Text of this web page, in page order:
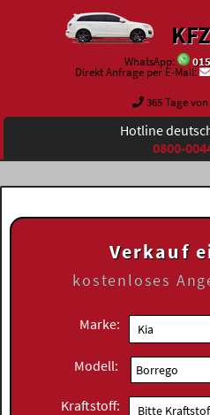
WhatsApp:
Direkt Anfrage per E-Mail:
365 Tage von
Hotline
0800-
Verkauf
kostenloses
Marke:
Modell:
Kraftstoff: